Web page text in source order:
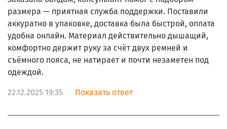
размера — приятная служба поддержки. Поставили
аккуратно в упаковке, доставка была быстрой, оплата
удобна онлайн. Материал действительно дышащий,
комфортно держит руку за счёт двух ремней и
съёмного пояса, не натирает и почти незаметен под
одеждой.
22.12.2025 19:35 Показать ответ